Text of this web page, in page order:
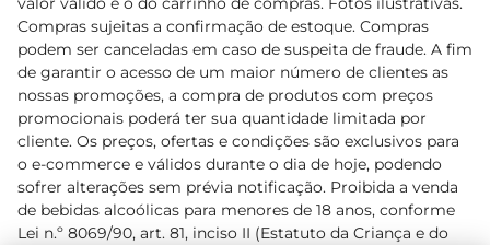
Compras sujeitas a confirmação de estoque. Compras
podem ser canceladas em caso de suspeita de fraude. A fim
de garantir o acesso de um maior número de clientes as
nossas promoções, a compra de produtos com preços
promocionais poderá ter sua quantidade limitada por
cliente. Os preços, ofertas e condições são exclusivos para
o e-commerce e válidos durante o dia de hoje, podendo
sofrer alterações sem prévia notificação. Proibida a venda
de bebidas alcoólicas para menores de 18 anos, conforme
Lei n.º 8069/90, art. 81, inciso II (Estatuto da Criança e do